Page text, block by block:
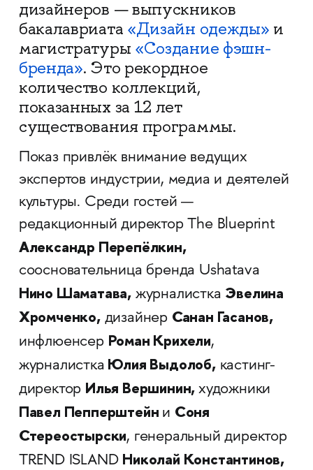
дизайнеров — выпускников
бакалавриата «Дизайн одежды» и
магистратуры «Создание фэшн-
бренда». Это рекордное
количество коллекций,
показанных за 12 лет
существования программы.
Показ привлёк внимание ведущих
экспертов индустрии, медиа и деятелей
культуры. Среди гостей —
редакционный директор The Blueprint
Александр Перепёлкин,
соосновательница бренда Ushatava
Нино Шаматава, журналистка Эвелина
Хромченко,дизайнер Санан Гасанов,
инфлюенсер Роман Крихели,
журналистка Юлия Выдолоб,кастинг-
директор Илья Вершинин,художники
Павел Пепперштейн и Соня
Стереостырски, генеральный директор
TREND ISLAND Николай Константинов,